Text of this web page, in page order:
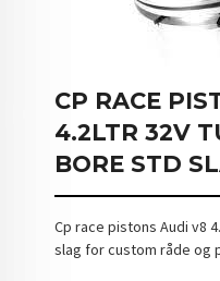
CP RACE
4.2LTR 32V
BORE STD
Cp race pistons Audi v8
slag for custom råde og